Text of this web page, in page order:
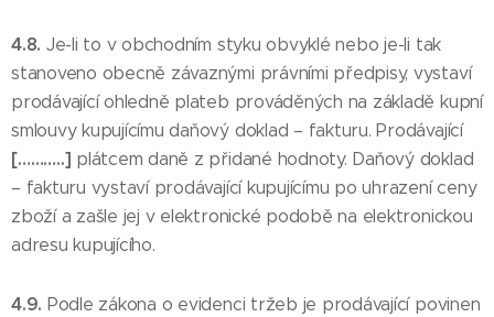
4.8. Je-li to v obchodním styku obvyklé nebo je-li tak
stanoveno obecně závaznými právními předpisy, vystaví
prodávající ohledně plateb prováděných na základě kupní
smlouvy kupujícímu daňový doklad – fakturu. Prodávající
[………..] plátcem daně z přidané hodnoty. Daňový doklad
– fakturu vystaví prodávající kupujícímu po uhrazení ceny
zboží a zašle jej v elektronické podobě na elektronickou
adresu kupujícího.
4.9. Podle zákona o evidenci tržeb je prodávající povinen